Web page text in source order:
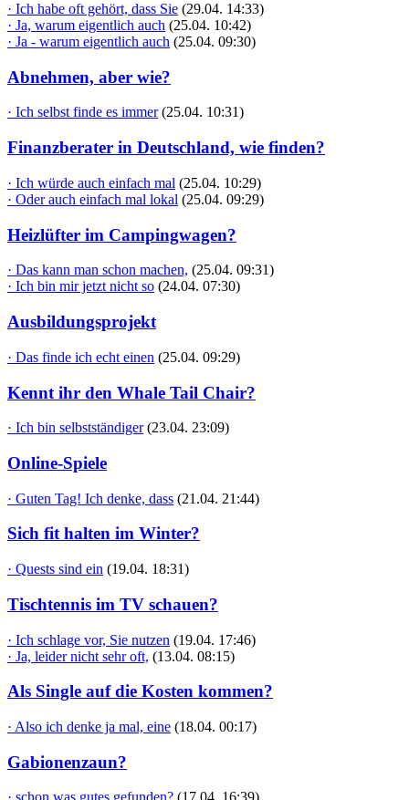
· Ich habe oft gehört, dass Sie (29.04. 14:33)
· Ja, warum eigentlich auch (25.04. 10:42)
· Ja - warum eigentlich auch (25.04. 09:30)
Abnehmen, aber wie?
· Ich selbst finde es immer (25.04. 10:31)
Finanzberater in Deutschland, wie finden?
· Ich würde auch einfach mal (25.04. 10:29)
· Oder auch einfach mal lokal (25.04. 09:29)
Heizlüfter im Campingwagen?
· Das kann man schon machen, (25.04. 09:31)
· Ich bin mir jetzt nicht so (24.04. 07:30)
Ausbildungsprojekt
· Das finde ich echt einen (25.04. 09:29)
Kennt ihr den Whale Tail Chair?
· Ich bin selbstständiger (23.04. 23:09)
Online-Spiele
· Guten Tag! Ich denke, dass (21.04. 21:44)
Sich fit halten im Winter?
· Quests sind ein (19.04. 18:31)
Tischtennis im TV schauen?
· Ich schlage vor, Sie nutzen (19.04. 17:46)
· Ja, leider nicht sehr oft, (13.04. 08:15)
Als Single auf die Kosten kommen?
· Also ich denke ja mal, eine (18.04. 00:17)
Gabionenzaun?